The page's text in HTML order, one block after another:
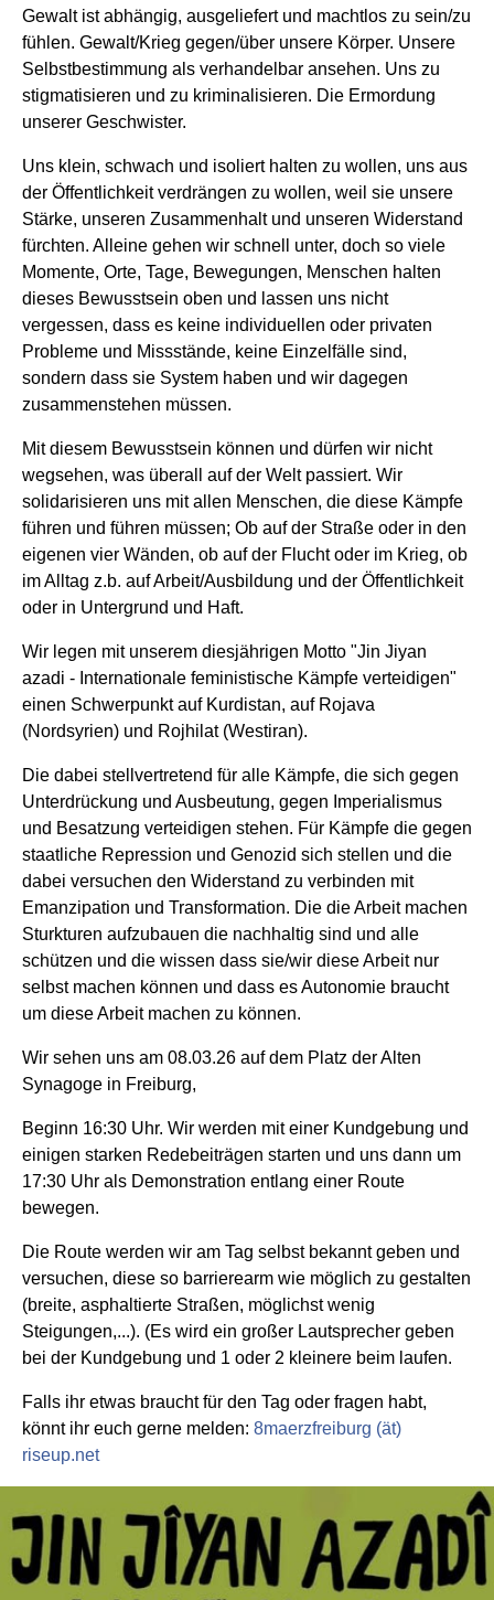
Gewalt ist abhängig, ausgeliefert und machtlos zu sein/zu
fühlen. Gewalt/Krieg gegen/über unsere Körper. Unsere
Selbstbestimmung als verhandelbar ansehen. Uns zu
stigmatisieren und zu kriminalisieren. Die Ermordung
unserer Geschwister.
Uns klein, schwach und isoliert halten zu wollen, uns aus
der Öffentlichkeit verdrängen zu wollen, weil sie unsere
Stärke, unseren Zusammenhalt und unseren Widerstand
fürchten. Alleine gehen wir schnell unter, doch so viele
Momente, Orte, Tage, Bewegungen, Menschen halten
dieses Bewusstsein oben und lassen uns nicht
vergessen, dass es keine individuellen oder privaten
Probleme und Missstände, keine Einzelfälle sind,
sondern dass sie System haben und wir dagegen
zusammenstehen müssen.
Mit diesem Bewusstsein können und dürfen wir nicht
wegsehen, was überall auf der Welt passiert. Wir
solidarisieren uns mit allen Menschen, die diese Kämpfe
führen und führen müssen; Ob auf der Straße oder in den
eigenen vier Wänden, ob auf der Flucht oder im Krieg, ob
im Alltag z.b. auf Arbeit/Ausbildung und der Öffentlichkeit
oder in Untergrund und Haft.
Wir legen mit unserem diesjährigen Motto "Jin Jiyan
azadi - Internationale feministische Kämpfe verteidigen"
einen Schwerpunkt auf Kurdistan, auf Rojava
(Nordsyrien) und Rojhilat (Westiran).
Die dabei stellvertretend für alle Kämpfe, die sich gegen
Unterdrückung und Ausbeutung, gegen Imperialismus
und Besatzung verteidigen stehen. Für Kämpfe die gegen
staatliche Repression und Genozid sich stellen und die
dabei versuchen den Widerstand zu verbinden mit
Emanzipation und Transformation. Die die Arbeit machen
Sturkturen aufzubauen die nachhaltig sind und alle
schützen und die wissen dass sie/wir diese Arbeit nur
selbst machen können und dass es Autonomie braucht
um diese Arbeit machen zu können.
Wir sehen uns am 08.03.26 auf dem Platz der Alten
Synagoge in Freiburg,
Beginn 16:30 Uhr. Wir werden mit einer Kundgebung und
einigen starken Redebeiträgen starten und uns dann um
17:30 Uhr als Demonstration entlang einer Route
bewegen.
Die Route werden wir am Tag selbst bekannt geben und
versuchen, diese so barrierearm wie möglich zu gestalten
(breite, asphaltierte Straßen, möglichst wenig
Steigungen,...). (Es wird ein großer Lautsprecher geben
bei der Kundgebung und 1 oder 2 kleinere beim laufen.
Falls ihr etwas braucht für den Tag oder fragen habt,
könnt ihr euch gerne melden: 8maerzfreiburg (ät)
riseup.net